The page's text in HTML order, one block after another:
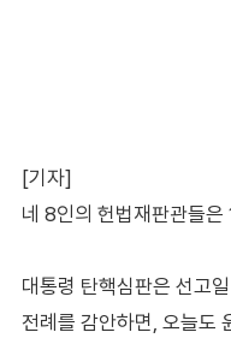
[기자]
네 8인의 헌법재판관들은
대통령 탄핵심판은 선고
전례를 감안하면, 오늘도